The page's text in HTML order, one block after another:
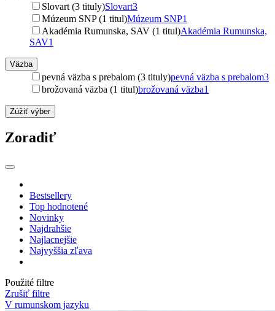
Slovart (3 tituly)Slovart3
Múzeum SNP (1 titul)Múzeum SNP1
Akadémia Rumunska, SAV (1 titul)Akadémia Rumunska,
SAV1
Väzba
pevná väzba s prebalom (3 tituly)pevná väzba s prebalom3
brožovaná väzba (1 titul)brožovaná väzba1
Zúžiť výber
Zoradiť
Bestsellery
Top hodnotené
Novinky
Najdrahšie
Najlacnejšie
Najvyššia zľava
Použité filtre
Zrušiť filtre
V rumunskom jazyku